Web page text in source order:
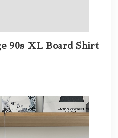
90s XL Board Shirt